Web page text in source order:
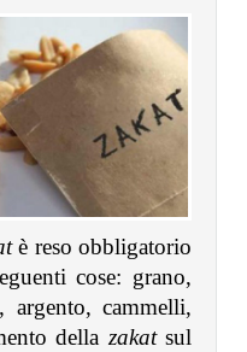
è reso obbligatorio
cose: grano,
argento, cammelli,
della zakatsul